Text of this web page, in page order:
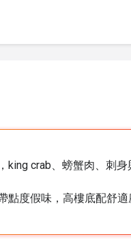
king crab、螃蟹肉、刺
點度假味，高樓底配舒